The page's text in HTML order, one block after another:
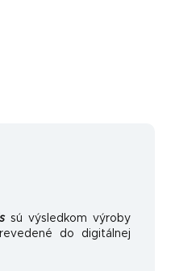
sú výsledkom výroby
do digitálnej